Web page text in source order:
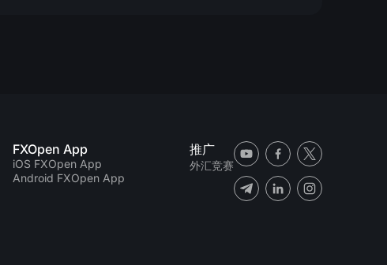
FXOpen App
iOS FXOpen App
Android FXOpen App
推广
外汇竞赛